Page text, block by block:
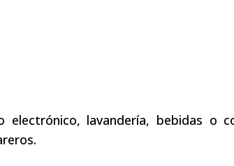
electrónico, lavandería, bebidas o